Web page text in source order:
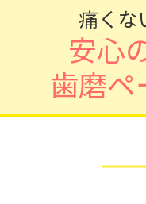
痛くな
安心
歯磨ペ